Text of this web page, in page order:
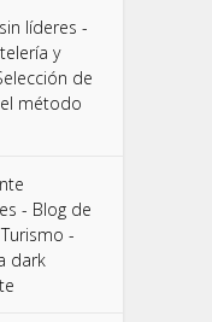
líderes -
y
de
método
- Blog de
-
dark